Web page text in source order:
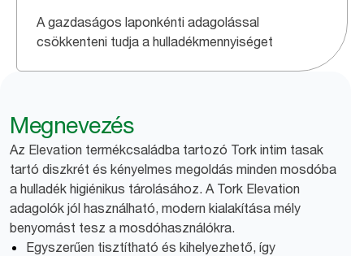
A gazdaságos laponkénti adagolással
csökkenteni tudja a hulladékmennyiséget
Megnevezés
Az Elevation termékcsaládba tartozó Tork intim tasak
tartó diszkrét és kényelmes megoldás minden mosdóba
a hulladék higiénikus tárolásához. A Tork Elevation
adagolók jól használható, modern kialakítása mély
benyomást tesz a mosdóhasználókra.
Egyszerűen tisztítható és kihelyezhető, így